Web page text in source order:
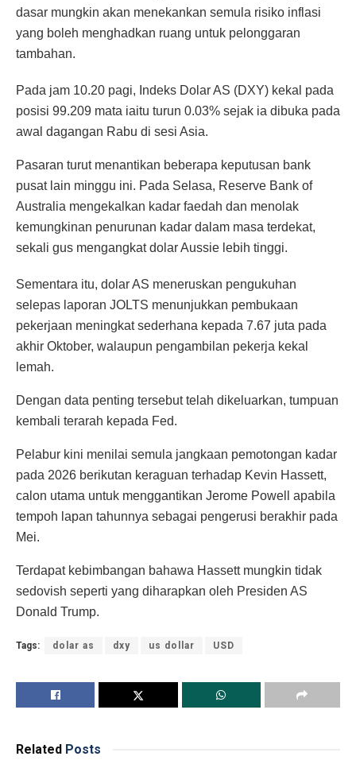
dasar mungkin akan menekankan semula risiko inflasi
yang boleh menghadkan ruang untuk pelonggaran
tambahan.
Pada jam 10.20 pagi, Indeks Dolar AS (DXY) kekal pada
posisi 99.209 mata iaitu turun 0.03% sejak ia dibuka pada
awal dagangan Rabu di sesi Asia.
Pasaran turut menantikan beberapa keputusan bank
pusat lain minggu ini. Pada Selasa, Reserve Bank of
Australia mengekalkan kadar faedah dan menolak
kemungkinan penurunan kadar dalam masa terdekat,
sekali gus mengangkat dolar Aussie lebih tinggi.
Sementara itu, dolar AS meneruskan pengukuhan
selepas laporan JOLTS menunjukkan pembukaan
pekerjaan meningkat sederhana kepada 7.67 juta pada
akhir Oktober, walaupun pengambilan pekerja kekal
lemah.
Dengan data penting tersebut telah dikeluarkan, tumpuan
kembali terarah kepada Fed.
Pelabur kini menilai semula jangkaan pemotongan kadar
pada 2026 berikutan keraguan terhadap Kevin Hassett,
calon utama untuk menggantikan Jerome Powell apabila
tempoh lapan tahunnya sebagai pengerusi berakhir pada
Mei.
Terdapat kebimbangan bahawa Hassett mungkin tidak
sedovish seperti yang diharapkan oleh Presiden AS
Donald Trump.
Tags: dolar as dxy us dollar USD
Related Posts